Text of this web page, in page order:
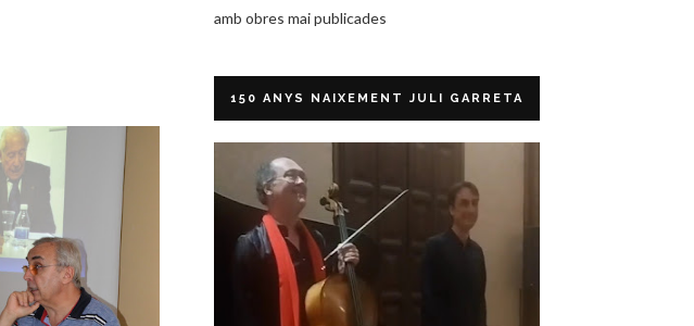
amb obres mai publicades
150 ANYS NAIXEMENT JULI GARRETA